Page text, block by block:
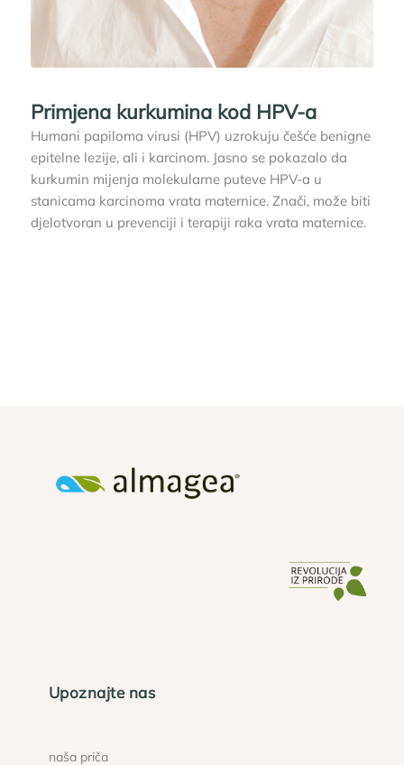
Primjena kurkumina kod HPV-a
Humani papiloma virusi (HPV) uzrokuju češće benigne
epitelne lezije, ali i karcinom. Jasno se pokazalo da
kurkumin mijenja molekularne puteve HPV-a u
stanicama karcinoma vrata maternice. Znači, može biti
djelotvoran u prevenciji i terapiji raka vrata maternice.
Upoznajte nas
naša priča